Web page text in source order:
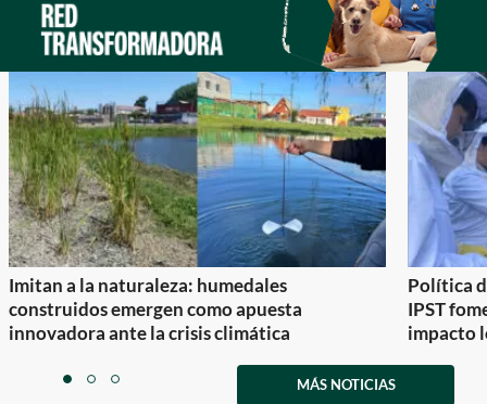
Imitan a la naturaleza: humedales
construidos emergen como apuesta
innovadora ante la crisis climática
Política
IPST
impacto
itemitemitem
MÁS NOTICIAS